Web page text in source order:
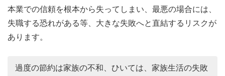
本業での信頼を根本から失ってしまい、最悪の場合には、
失職する恐れがある等、大きな失敗へと直結するリスクが
あります。
過度の節約は家族の不和、ひいては、家族生活の失敗